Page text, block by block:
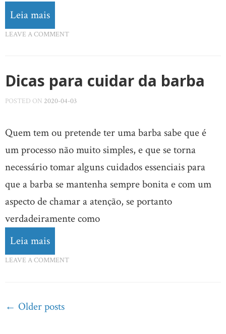
Leia mais
LEAVE A COMMENT
Dicas para cuidar da barba
POSTED ON 2020-04-03
Quem tem ou pretende ter uma barba sabe que é
um processo não muito simples, e que se torna
necessário tomar alguns cuidados essenciais para
que a barba se mantenha sempre bonita e com um
aspecto de chamar a atenção, se portanto
verdadeiramente como
Leia mais
LEAVE A COMMENT
Posts
← Older posts